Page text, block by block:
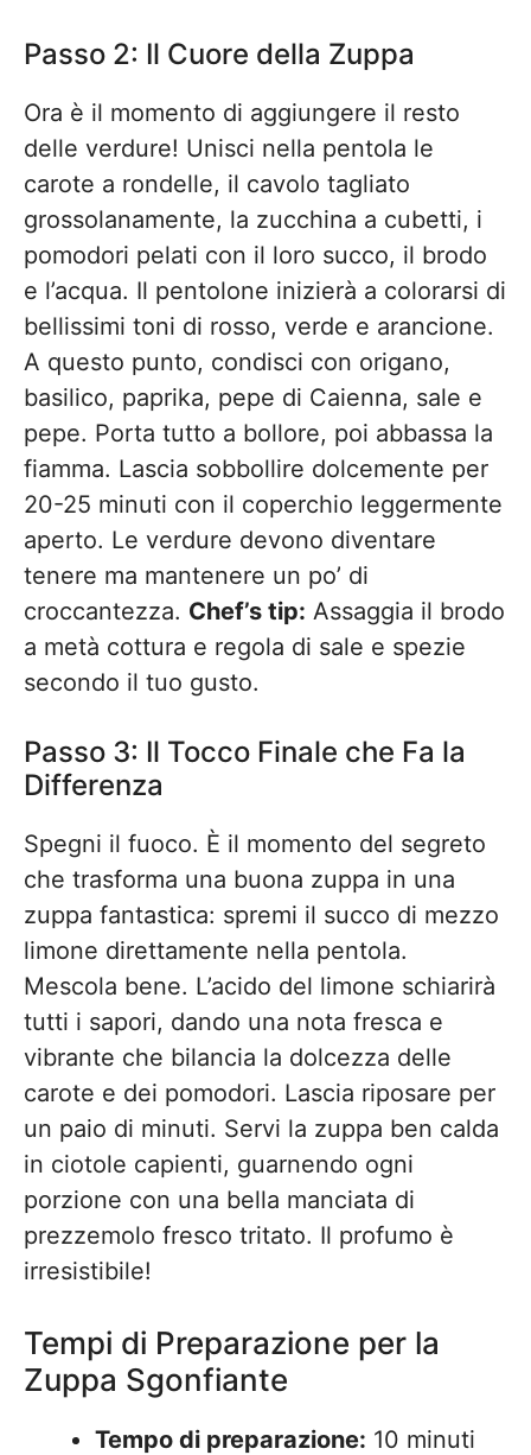
Passo 2: Il Cuore della Zuppa
Ora è il momento di aggiungere il resto
delle verdure! Unisci nella pentola le
carote a rondelle, il cavolo tagliato
grossolanamente, la zucchina a cubetti, i
pomodori pelati con il loro succo, il brodo
e l’acqua. Il pentolone inizierà a colorarsi di
bellissimi toni di rosso, verde e arancione.
A questo punto, condisci con origano,
basilico, paprika, pepe di Caienna, sale e
pepe. Porta tutto a bollore, poi abbassa la
fiamma. Lascia sobbollire dolcemente per
20-25 minuti con il coperchio leggermente
aperto. Le verdure devono diventare
tenere ma mantenere un po’ di
croccantezza. Chef’s tip: Assaggia il brodo
a metà cottura e regola di sale e spezie
secondo il tuo gusto.
Passo 3: Il Tocco Finale che Fa la
Differenza
Spegni il fuoco. È il momento del segreto
che trasforma una buona zuppa in una
zuppa fantastica: spremi il succo di mezzo
limone direttamente nella pentola.
Mescola bene. L’acido del limone schiarirà
tutti i sapori, dando una nota fresca e
vibrante che bilancia la dolcezza delle
carote e dei pomodori. Lascia riposare per
un paio di minuti. Servi la zuppa ben calda
in ciotole capienti, guarnendo ogni
porzione con una bella manciata di
prezzemolo fresco tritato. Il profumo è
irresistibile!
Tempi di Preparazione per la
Zuppa Sgonfiante
Tempo di preparazione: 10 minuti